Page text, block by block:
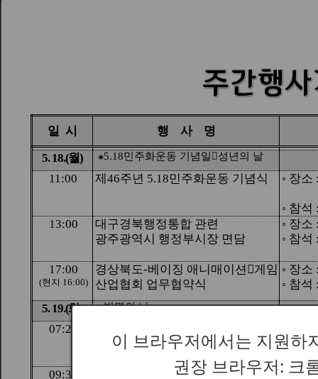
이 브라우저에서는 지원하
권장 브라우저: 크